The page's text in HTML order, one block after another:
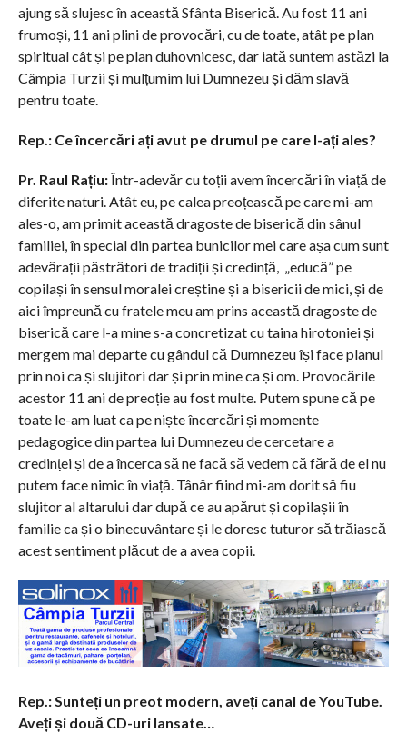
ajung să slujesc în această Sfânta Biserică. Au fost 11 ani
frumoși, 11 ani plini de provocări, cu de toate, atât pe plan
spiritual cât și pe plan duhovnicesc, dar iată suntem astăzi la
Câmpia Turzii și mulțumim lui Dumnezeu și dăm slavă
pentru toate.
Rep.: Ce încercări ați avut pe drumul pe care l-ați ales?
Pr. Raul Rațiu:Într-adevăr cu toții avem încercări în viață de
diferite naturi. Atât eu, pe calea preoțească pe care mi-am
ales-o, am primit această dragoste de biserică din sânul
familiei, în special din partea bunicilor mei care așa cum sunt
adevărații păstrători de tradiții și credință, „educă” pe
copilași în sensul moralei creștine și a bisericii de mici, și de
aici împreună cu fratele meu am prins această dragoste de
biserică care l-a mine s-a concretizat cu taina hirotoniei și
mergem mai departe cu gândul că Dumnezeu își face planul
prin noi ca și slujitori dar și prin mine ca și om. Provocările
acestor 11 ani de preoție au fost multe. Putem spune că pe
toate le-am luat ca pe niște încercări și momente
pedagogice din partea lui Dumnezeu de cercetare a
credinței și de a încerca să ne facă să vedem că fără de el nu
putem face nimic în viață. Tânăr fiind mi-am dorit să fiu
slujitor al altarului dar după ce au apărut și copilașii în
familie ca și o binecuvântare și le doresc tuturor să trăiască
acest sentiment plăcut de a avea copii.
Rep.: Sunteți un preot modern, aveți canal deYouTube.
Aveți și două CD-uri lansate…